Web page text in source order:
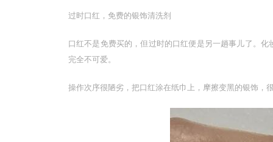
过时口红，免费的银饰清洗剂
口红不是免费买的，但过时的口红便是另一趟事儿了。
完全不可爱。
操作次序很陋劣，把口红涂在纸巾上，摩擦变黑的银饰，